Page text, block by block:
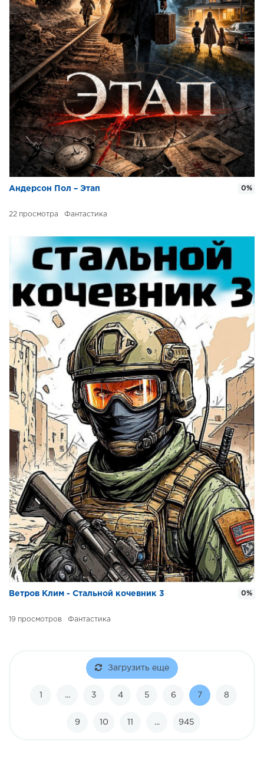
Андерсон Пол – Этап
22 Фантастика
0%
Ветров Клим - Стальной кочевник 3
19 Фантастика
0%
Загрузить еще
1 ... 3 4 5 6 7 8
9 10 11 ... 945